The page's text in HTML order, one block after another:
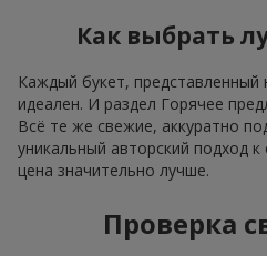
Как выбрать
Каждый букет, представленный
идеален. И раздел Горячее
Всё те же свежие, аккуратно
уникальный авторский подход
цена значительно лучше.
Проверка